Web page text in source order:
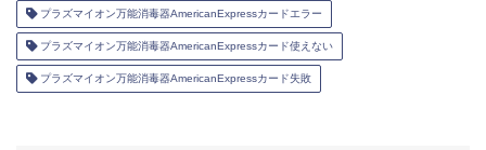
プラズマイオン万能消毒器AmericanExpressカードエラー
プラズマイオン万能消毒器AmericanExpressカード使えない
プラズマイオン万能消毒器AmericanExpressカード失敗